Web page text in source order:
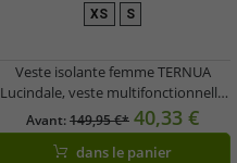
XS S
Veste isolante femme TERNUA
Lucindale, veste multifonctionnelle
et durable avec Microshell et
Thermashell 1643646-9937 Noir
Avant:149,95 €* 40,33 €
dans le panier